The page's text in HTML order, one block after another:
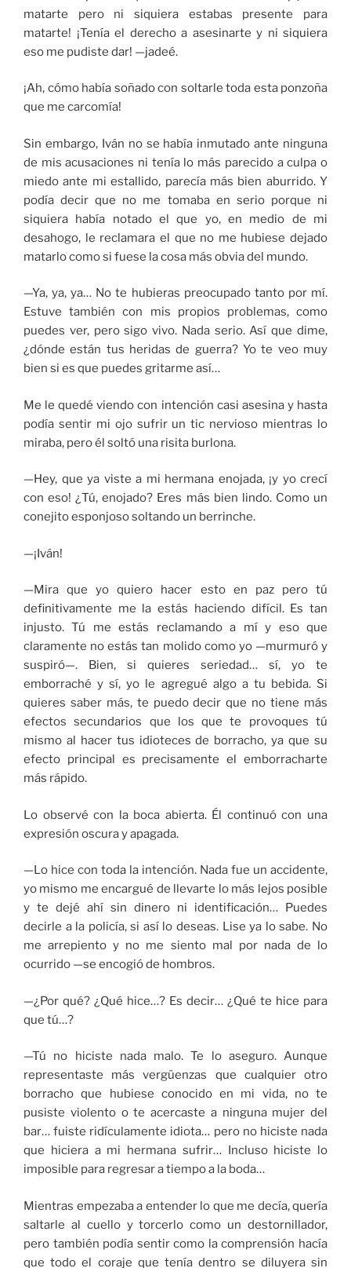
matarte pero ni siquiera estabas presente para
matarte! ¡Tenía el derecho a asesinarte y ni siquiera
eso me pudiste dar! —jadeé.
¡Ah, cómo había soñado con soltarle toda esta ponzoña
que me carcomía!
Sin embargo, Iván no se había inmutado ante ninguna
de mis acusaciones ni tenía lo más parecido a culpa o
miedo ante mi estallido, parecía más bien aburrido. Y
podía decir que no me tomaba en serio porque ni
siquiera había notado el que yo, en medio de mi
desahogo, le reclamara el que no me hubiese dejado
matarlo como si fuese la cosa más obvia del mundo.
—Ya, ya, ya… No te hubieras preocupado tanto por mí.
Estuve también con mis propios problemas, como
puedes ver, pero sigo vivo. Nada serio. Así que dime,
¿dónde están tus heridas de guerra? Yo te veo muy
bien si es que puedes gritarme así…
Me le quedé viendo con intención casi asesina y hasta
podía sentir mi ojo sufrir un tic nervioso mientras lo
miraba, pero él soltó una risita burlona.
—Hey, que ya viste a mi hermana enojada, ¡y yo crecí
con eso! ¿Tú, enojado? Eres más bien lindo. Como un
conejito esponjoso soltando un berrinche.
—¡Iván!
—Mira que yo quiero hacer esto en paz pero tú
definitivamente me la estás haciendo difícil. Es tan
injusto. Tú me estás reclamando a mí y eso que
claramente no estás tan molido como yo —murmuró y
suspiró—. Bien, si quieres seriedad… sí, yo te
emborraché y sí, yo le agregué algo a tu bebida. Si
quieres saber más, te puedo decir que no tiene más
efectos secundarios que los que te provoques tú
mismo al hacer tus idioteces de borracho, ya que su
efecto principal es precisamente el emborracharte
más rápido.
Lo observé con la boca abierta. Él continuó con una
expresión oscura y apagada.
—Lo hice con toda la intención. Nada fue un accidente,
yo mismo me encargué de llevarte lo más lejos posible
y te dejé ahí sin dinero ni identificación… Puedes
decirle a la policía, si así lo deseas. Lise ya lo sabe. No
me arrepiento y no me siento mal por nada de lo
ocurrido —se encogió de hombros.
—¿Por qué? ¿Qué hice…? Es decir… ¿Qué te hice para
que tú…?
—Tú no hiciste nada malo. Te lo aseguro. Aunque
representaste más vergüenzas que cualquier otro
borracho que hubiese conocido en mi vida, no te
pusiste violento o te acercaste a ninguna mujer del
bar… fuiste ridículamente idiota… pero no hiciste nada
que hiciera a mi hermana sufrir… Incluso hiciste lo
imposible para regresar a tiempo a la boda…
Mientras empezaba a entender lo que me decía, quería
saltarle al cuello y torcerlo como un destornillador,
pero también podía sentir como la comprensión hacía
que todo el coraje que tenía dentro se diluyera sin